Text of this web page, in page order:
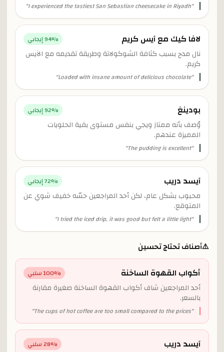
"
I experienced the tastiest San Sebastian cheesecake in Riyadh
"
لافا كيك مع آيس كريم 94% إيجابي
نال مدح بسبب كثافة الشوكولاتة وطريقة تقديمه مع الآيس
كريم.
"
Loaded with insane amount of delicious chocolate
"
بودينغ 92% إيجابي
وُصف بأنه ممتاز ويجي بنفس مستوى بقية الحلويات
المميزة عندهم.
"
The pudding is excellent
"
آيسد دريب 72% إيجابي
محبوب بشكل عام، لكن أحد المراجعين حسّه خفيف شوي عن
المتوقع.
"
I tried the iced drip, it was good but felt a little light
"
⚠️أصناف تحتاج تحسين
أكواب القهوة الساخنة 100% سلبي
أحد المراجعين شاف أكواب القهوة الساخنة صغيرة مقارنة
بالسعر.
"
The cups of hot coffee are too small compared to the prices
"
آيسد دريب 28% سلبي